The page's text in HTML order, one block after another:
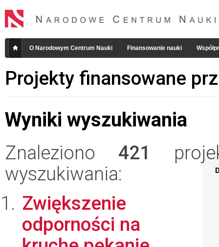
O Narodowym Centrum Nauki Finansowanie nauki
Projekty finansowane
Wyniki wyszukiwania
Znaleziono 421
wyszukiwania:
Zwiększenie
odporności na